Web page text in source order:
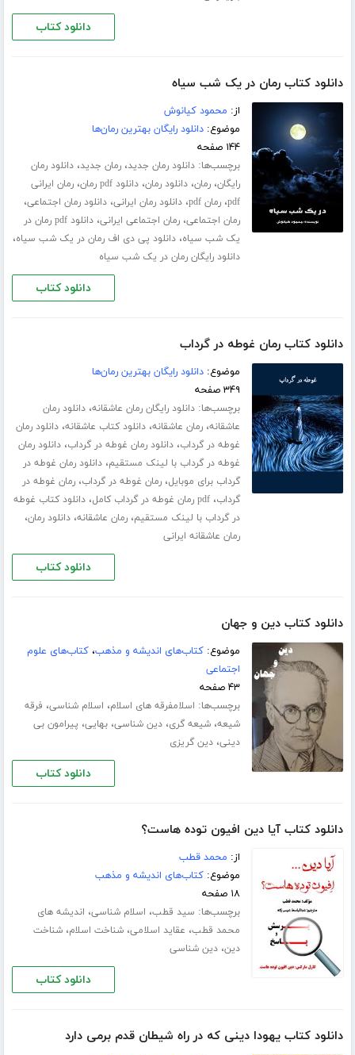
دانلود کتاب
دانلود کتاب رمان در یک شب سیاه
از: محمود کیانوش
موضوع:دانلود رایگان بهترین رمان‌ها
۱۴۴ صفحه
برچسب‌ها:دانلود رمان جدید،رمان جدید،دانلود رمان
رایگان،رمان،دانلود رمان،دانلود pdf رمان ،رمان ایرانی
pdf،رمان pdf ،دانلود رمان ایرانی،دانلود رمان اجتماعی،
رمان اجتماعی،رمان اجتماعی ایرانی،
دانلود pdf رمان در
یک شب سیاه،دانلود پی دی اف رمان در یک شب سیاه،
دانلود رایگان رمان در یک شب سیاه
دانلود کتاب
دانلود کتاب رمان غوطه در گرداب
موضوع:دانلود رایگان بهترین رمان‌ها
۳۴۹ صفحه
برچسب‌ها:دانلود رایگان رمان عاشقانه،دانلود رمان
عاشقانه،رمان عاشقانه،دانلود کتاب عاشقانه،دانلود رمان
غوطه در گرداب،دانلود رمان غوطه در گرداب،دانلود رمان
غوطه در گرداب با لینک مستقیم،دانلود رمان غوطه در
گرداب برای موبایل،رمان غوطه در گرداب،رمان غوطه در
گرداب،pdf رمان غوطه در گرداب کامل ،دانلود کتاب غوطه
در گرداب با لینک مستقیم،رمان عاشقانه،دانلود رمان،
رمان عاشقانه ایرانی
دانلود کتاب
دانلود کتاب دین و جهان
موضوع:کتاب‌های اندیشه و مذهب،کتاب‌های علوم
اجتماعی
۴۳ صفحه
برچسب‌ها: اسلامفرقه های اسلام، اسلام شناسی، فرقه
شیعه،شیعه گری،دین شناسی،بهایی، پیرامون بی
دینی،دین گریزی
دانلود کتاب
دانلود کتاب آیا دین افیون توده هاست؟
از: م‍ح‍م‍د ق‍طب‌
موضوع:کتاب‌های اندیشه و مذهب
۱۸ صفحه
برچسب‌ها: سید قطب، اسلام شناسی، اندیشه های
محمد قطب، عقاید اسلامی،شناخت اسلام،شناخت
دین،دین شناسی
دانلود کتاب
دانلود کتاب یهودا دینی که در راه شیطان قدم برمی دارد